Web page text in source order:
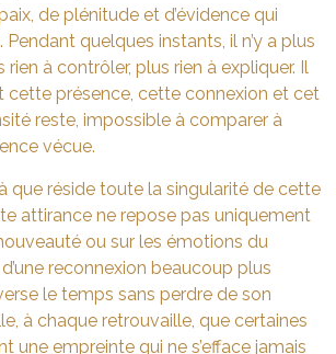
de plénitude et d’évidence qui
quelques instants, il n’y a plus
rien à contrôler, plus rien à expliquer. Il
cette présence, cette connexion et cet
reste, impossible à comparer à
vécue.
que réside toute la singularité de cette
attirance ne repose pas uniquement
ou sur les émotions du
reconnexion beaucoup plus
le temps sans perdre de son
à chaque retrouvaille, que certaines
une empreinte qui ne s’efface jamais